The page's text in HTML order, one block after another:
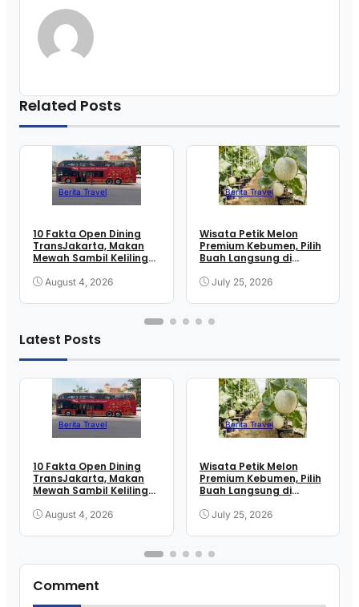
Related Posts
Berita Travel
10 Fakta Open Dining
TransJakarta, Makan
Mewah Sambil Keliling
August 4, 2026
Berita Travel
Wisata Petik Melon
Premium Kebumen, Pilih
Buah Langsung di
July 25, 2026
Latest Posts
Berita Travel
10 Fakta Open Dining
TransJakarta, Makan
Mewah Sambil Keliling
August 4, 2026
Berita Travel
Wisata Petik Melon
Premium Kebumen, Pilih
Buah Langsung di
July 25, 2026
Comment